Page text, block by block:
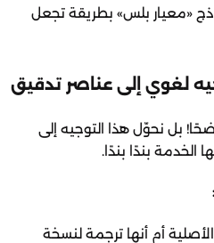
«معيار بلس» بطريقة تجعل
بل نحوّل هذا التوجيه إلى
بندًا بندًا.
أم أنها ترجمة لنسخة